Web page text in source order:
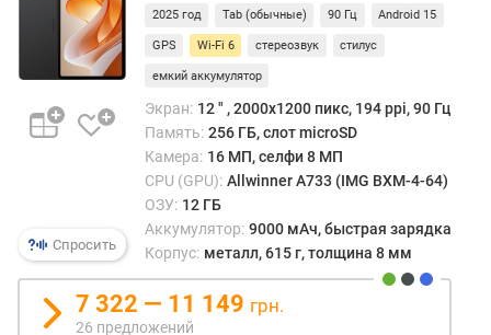
я
т
к
с
.
о
Спросить
2025 год Tab (обычные) 90 Гц Android 15
GPS Wi-Fi 6 стереозвук стилус
емкий аккумулятор
Экран: 12 ″ , 2000х1200 пикс, 194 ppi, 90 Гц
Память: 256 ГБ, слот microSD
Камера: 16 МП, селфи 8 МП
CPU (GPU): Allwinner A733 (IMG BXM-4-64)
ОЗУ: 12 ГБ
Аккумулятор: 9000 мАч, быстрая зарядка
Корпус: металл, 615 г, толщина 8 мм
7 322 — 11 149 грн.
26 предложений